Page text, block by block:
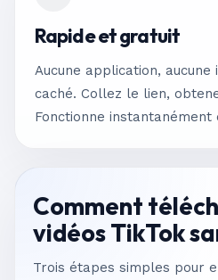
Rapide et gratuit
Aucune application,
caché. Collez le lien,
Fonctionne instantanément
Comment
vidéos TikTok
Trois étapes simples pour